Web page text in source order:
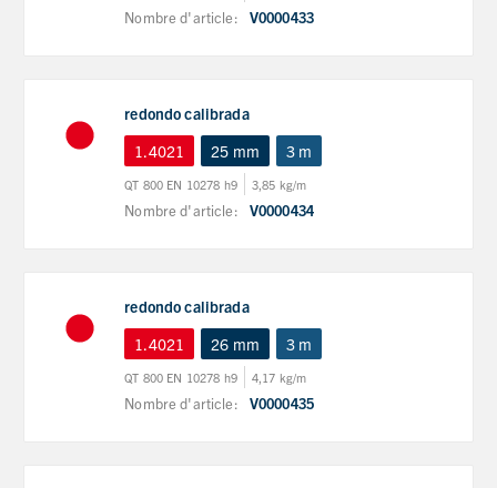
Nombre d'article: V0000433
redondo calibrada
1.4021
25 mm 3 m
QT 800 EN 10278 h9 3,85 kg/m
Nombre d'article: V0000434
redondo calibrada
1.4021
26 mm 3 m
QT 800 EN 10278 h9 4,17 kg/m
Nombre d'article: V0000435